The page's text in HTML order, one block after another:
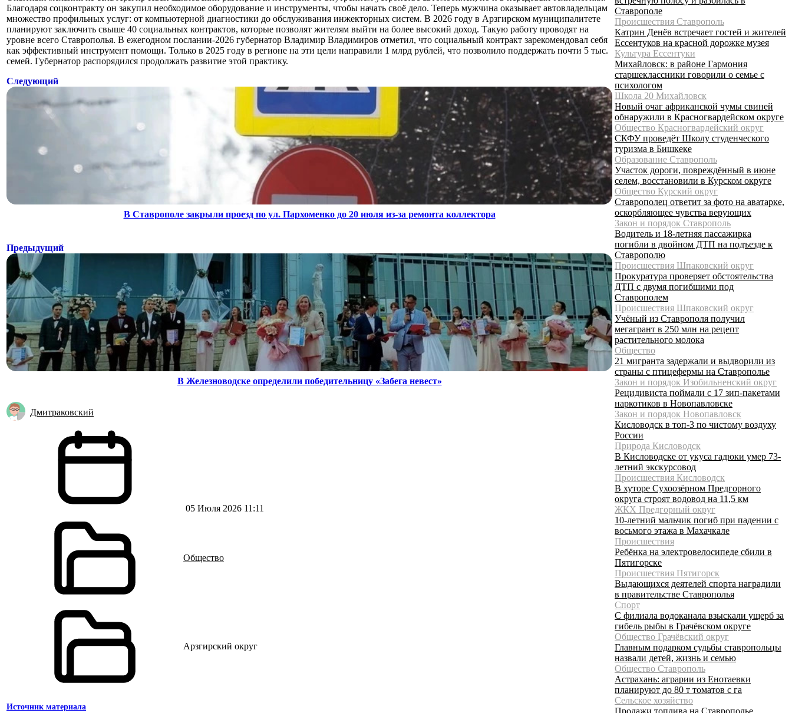
Благодаря соцконтракту он закупил необходимое оборудование и инструменты, чтобы начать своё дело. Теперь мужчина оказывает автовладельцам
множество профильных услуг: от компьютерной диагностики до обслуживания инжекторных систем. В 2026 году в Арзгирском муниципалитете
планируют заключить свыше 40 социальных контрактов, которые позволят жителям выйти на более высокий доход. Такую работу проводят на
уровне всего Ставрополья. В ежегодном послании-2026 губернатор Владимир Владимиров отметил, что социальный контракт зарекомендовал себя
как эффективный инструмент помощи. Только в 2025 году в регионе на эти цели направили 1 млрд рублей, что позволило поддержать почти 5 тыс.
семей. Губернатор распорядился продолжать развитие этой практику.
Следующий
В Ставрополе закрыли проезд по ул. Пархоменко до 20 июля из-за ремонта коллектора
Предыдущий
В Железноводске определили победительницу «Забега невест»
Дмитраковский
05 Июля 2026 11:11
Общество
Арзгирский округ
Источник материала
Ставрополе
Происшествия Ставрополь
Катрин Денёв встречает гостей и жителей
Ессентуков на красной дорожке музея
Культура Ессентуки
Михайловск: в районе Гармония
старшеклассники говорили о семье с
психологом
Школа 20 Михайловск
Новый очаг африканской чумы свиней
обнаружили в Красногвардейском округе
Общество Красногвардейский округ
СКФУ проведёт Школу студенческого
туризма в Бишкеке
Образование Ставрополь
Участок дороги, повреждённый в июне
селем, восстановили в Курском округе
Общество Курский округ
Ставрополец ответит за фото на аватарке,
оскорбляющее чувства верующих
Закон и порядок Ставрополь
Водитель и 18-летняя пассажирка
погибли в двойном ДТП на подъезде к
Ставрополю
Происшествия Шпаковский округ
Прокуратура проверяет обстоятельства
ДТП с двумя погибшими под
Ставрополем
Происшествия Шпаковский округ
Учёный из Ставрополя получил
мегагрант в 250 млн на рецепт
растительного молока
Общество
21 мигранта задержали и выдворили из
страны с птицефермы на Ставрополье
Закон и порядок Изобильненский округ
Рецидивиста поймали с 17 зип-пакетами
наркотиков в Новопавловске
Закон и порядок Новопавловск
Кисловодск в топ-3 по чистому воздуху
России
Природа Кисловодск
В Кисловодске от укуса гадюки умер 73-
летний экскурсовод
Происшествия Кисловодск
В хуторе Сухоозёрном Предгорного
округа строят водовод на 11,5 км
ЖКХ Предгорный округ
10-летний мальчик погиб при падении с
восьмого этажа в Махачкале
Происшествия
Ребёнка на электровелосипеде сбили в
Пятигорске
Происшествия Пятигорск
Выдающихся деятелей спорта наградили
в правительстве Ставрополья
Спорт
С филиала водоканала взыскали ущерб за
гибель рыбы в Грачёвском округе
Общество Грачёвский округ
Главным подарком судьбы ставропольцы
назвали детей, жизнь и семью
Общество Ставрополь
Астрахань: аграрии из Енотаевки
планируют до 80 т томатов с га
Сельское хозяйство
Продажи топлива на Ставрополье